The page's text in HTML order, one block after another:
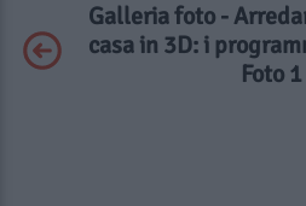
Galleria foto -
casa in 3D: i
Foto 1